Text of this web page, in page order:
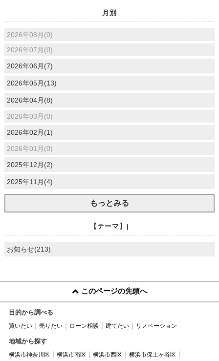
月別
2026年08月(0)
2026年07月(0)
2026年06月(7)
2026年05月(13)
2026年04月(8)
2026年03月(0)
2026年02月(1)
2026年01月(0)
2025年12月(2)
2025年11月(4)
もっとみる
【テーマ】|
お知らせ(213)
このページの先頭へ
目的から調べる
買いたい 売りたい ローン相談 建てたい リノベーション
地域から探す
横浜市神奈川区 横浜市南区 横浜市西区
横浜市保土ヶ谷区